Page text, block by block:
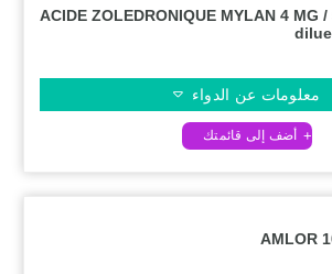
ACIDE ZOLEDRONIQUE MYLAN 4 MG
معلومات عن الدواء
AMLOR